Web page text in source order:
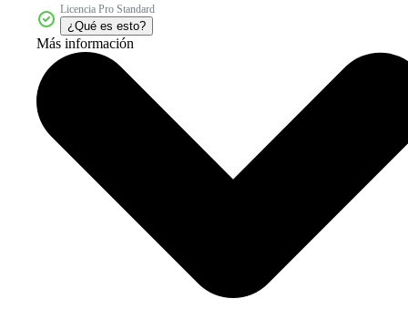
Licencia Pro Standard
¿Qué es esto?
Más información